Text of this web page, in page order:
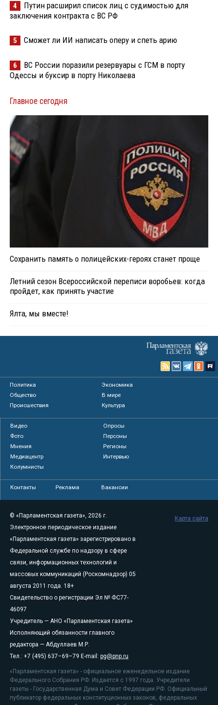
4
Путин расширил список лиц с судимостью для
заключения контракта с ВС РФ
5 Сможет ли ИИ написать оперу и спеть арию
6
ВС России поразили резервуары с ГСМ в порту
Одессы и буксир в порту Николаева
Главное сегодня
Сохранить память о полицейских-героях станет проще
Летний сезон Всероссийской переписи воробьев: когда
пройдет, как принять участие
Ялта, мы вместе!
Политика
Экономика
Общество
В мире
Происшествия
Культура
Видео
Опросы
Фото
Персоны
Мнения
Регионы
Медиацентр
Интервью
Колумнисты
Контакты Реклама Вакансии
© «Парламентская газета», 2026 г.
Электронное периодическое издание
«Парламентская газета» зарегистрировано в
Федеральной службе по надзору в сфере
связи, информационных технологий и
массовых коммуникаций (Роскомнадзор) 05
августа 2011 года. 18+
Свидетельство о регистрации Эл № ФС77-
46097
Учредитель — АНО «Парламентская газета»
Исполняющий обязанности главного
редактора — Абдуллаев М.Р.
Тел.: +7 (495) 637–69–79 E-mail: pg@pnp.ru
«Парламентская газета» - официальное еженедельное издание
Федерального Собрания РФ. Издается с 1997 года. Учредители
газеты - Государственная Дума и Совет Федерации РФ. Официальный
публикатор федеральных конституционных законов, федеральных
Карта сайта